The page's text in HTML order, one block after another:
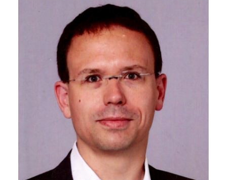
Tickets 29th EURO FINANCE WEEK
Partner werden
European Banker of the Year